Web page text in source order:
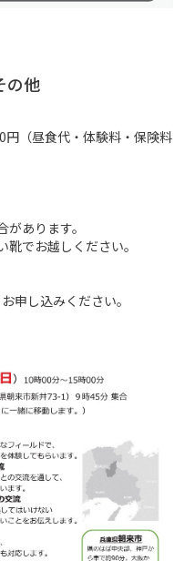
の他
（昼食代・体験料・保険料
あります。
靴でお越しください。
申し込みください。